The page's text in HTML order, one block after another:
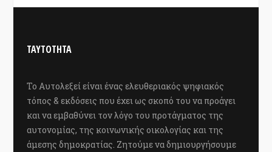
ΤΑΥΤΟΤΗΤΑ
Το Αυτολεξεί είναι ένας ελευθεριακός ψηφιακός
τόπος & εκδόσεις που έχει ως σκοπό του να προάγει
και να εμβαθύνει τον λόγο του προτάγματος της
αυτονομίας, της κοινωνικής οικολογίας και της
άμεσης δημοκρατίας. Ζητούμε να δημιουργήσουμε